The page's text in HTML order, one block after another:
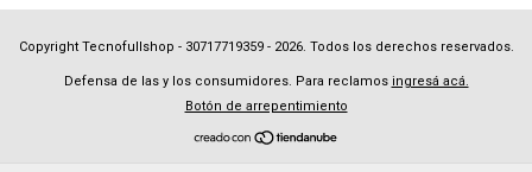
Copyright Tecnofullshop - 30717719359 - 2026. Todos los derechos reservados.
Defensa de las y los consumidores. Para reclamos ingresá acá.
Botón de arrepentimiento